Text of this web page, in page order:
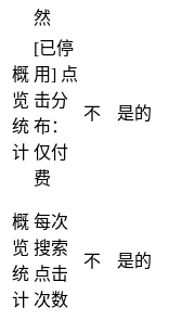
然
概
览
统
计
[已停
用] 点
击分
布：
仅付
费
不 是的
概
览
统
计
每次
搜索
点击
次数
不 是的